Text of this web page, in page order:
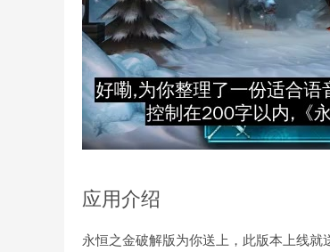
应用介绍
永恒之金破解版为你送上，此版本上线就